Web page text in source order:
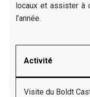
locaux et assister à
l’année.
Activité
Visite du Boldt